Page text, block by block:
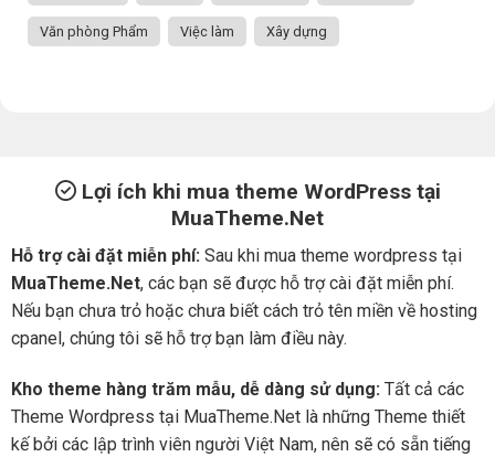
Văn phòng Phẩm Việc làm Xây dựng
Lợi ích khi mua theme WordPress tại
MuaTheme.Net
Hỗ trợ cài đặt miễn phí: Sau khi mua theme wordpress tại
MuaTheme.Net, các bạn sẽ được hỗ trợ cài đặt miễn phí.
Nếu bạn chưa trỏ hoặc chưa biết cách trỏ tên miền về hosting
cpanel, chúng tôi sẽ hỗ trợ bạn làm điều này.
Kho theme hàng trăm mẫu, dễ dàng sử dụng: Tất cả các
Theme Wordpress tại MuaTheme.Net là những Theme thiết
kế bởi các lập trình viên người Việt Nam, nên sẽ có sẵn tiếng